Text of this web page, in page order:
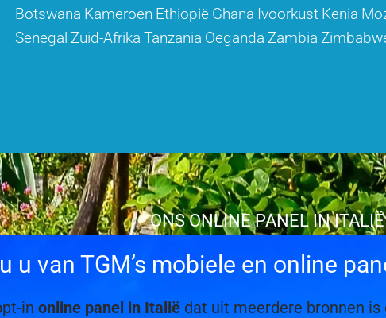
Botswana Kameroen Ethiopië Ghana Ivoorkust Kenia
Senegal Zuid-Afrika Tanzania Oeganda Zambia
ONS ONLINE PANEL IN ITALIË
u van TGM’s mobiele en online
in online panel in Italië dat uit meerdere bronnen